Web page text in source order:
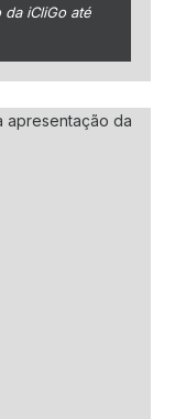
iCliGo até